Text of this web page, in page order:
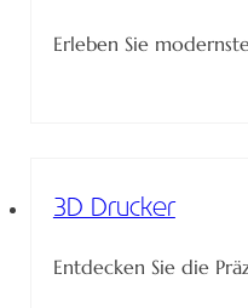
Erleben Sie
3D Drucker
Entdecken Sie die